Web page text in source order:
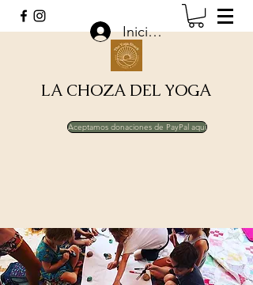
LA CHOZA DEL YOGA
Aceptamos donaciones de PayPal aquí
Iniciar sesión